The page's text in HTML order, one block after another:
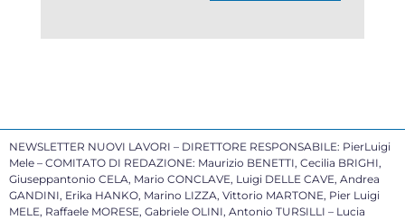
NEWSLETTER NUOVI LAVORI – DIRETTORE RESPONSABILE: PierLuigi
Mele – COMITATO DI REDAZIONE: Maurizio BENETTI, Cecilia BRIGHI,
Giuseppantonio CELA, Mario CONCLAVE, Luigi DELLE CAVE, Andrea
GANDINI, Erika HANKO, Marino LIZZA, Vittorio MARTONE, Pier Luigi
MELE, Raffaele MORESE, Gabriele OLINI, Antonio TURSILLI – Lucia